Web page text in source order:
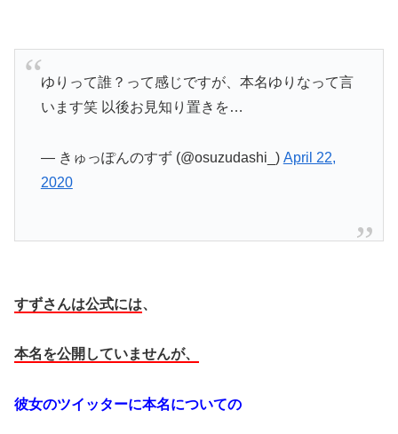
ゆりって誰？って感じですが、本名ゆりなって言
います笑 以後お見知り置きを…
— きゅっぽんのすず (@osuzudashi_) April 22,
2020
すずさんは公式には、
本名を公開していませんが、
彼女のツイッターに本名についての